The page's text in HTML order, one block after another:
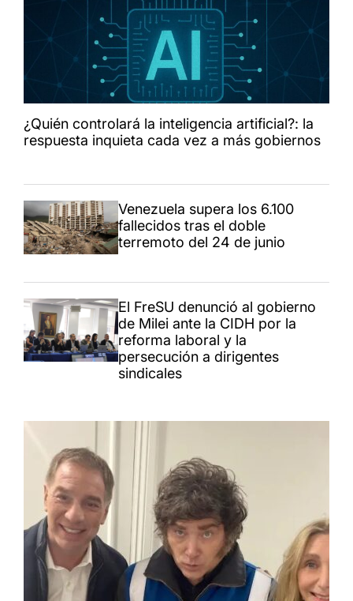
¿Quién controlará la inteligencia artificial?: la
respuesta inquieta cada vez a más gobiernos
Venezuela supera los 6.100
fallecidos tras el doble
terremoto del 24 de junio
El FreSU denunció al gobierno
de Milei ante la CIDH por la
reforma laboral y la
persecución a dirigentes
sindicales